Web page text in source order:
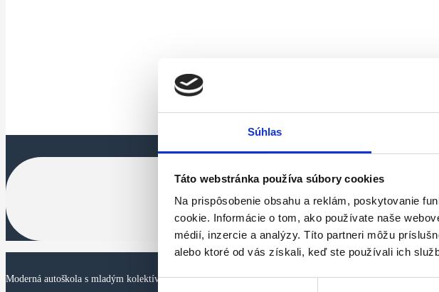
Súhlas
Táto webstránka používa súbory cookies
Na prispôsobenie obsahu a reklám, poskytovanie
cookie. Informácie o tom, ako používate naše
médií, inzercie a analýzy. Títo partneri môžu
alebo ktoré od vás získali, keď ste používali ich
Výber
Prihláste
Chceš sa ako prvý dozvedieť o novinkách a zľavách v Easy
Moderná autoškola s mladým kolektívom. Pripavujeme šoférov osobných automobilov bez stresu na